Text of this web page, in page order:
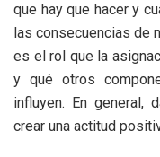
que hay que hacer y
las consecuencias de
es el rol que la
y qué otros
influyen. En general,
crear una actitud